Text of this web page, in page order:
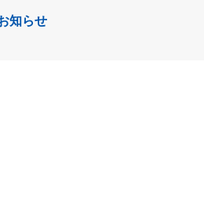
知らせ